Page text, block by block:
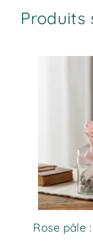
Produits
Rose pâle